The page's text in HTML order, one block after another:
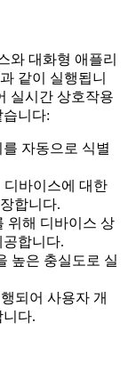
와 대화형 애플리
같이 실행됩니
실시간 상호작용
니다:
자동으로 식별
디바이스에 대한
합니다.
위해 디바이스 상
합니다.
높은 충실도로 실
되어 사용자 개
다.